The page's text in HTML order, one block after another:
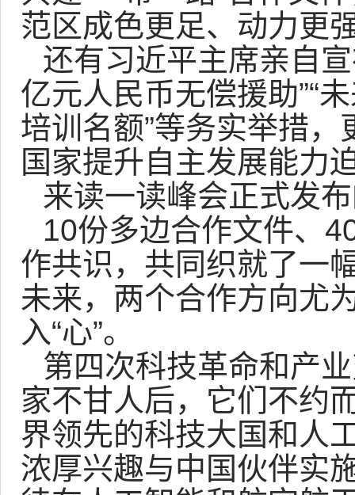
范区成色更足、动力更
还有习近平主席亲自
亿元人民币无偿援助”“
培训名额”等务实举措
国家提升自主发展能力
来读一读峰会正式发
10份多边合作文件、
作共识，共同织就了一
未来，两个合作方向尤
入“心”。
第四次科技革命和产
家不甘人后，它们不约
界领先的科技大国和人
浓厚兴趣与中国伙伴实